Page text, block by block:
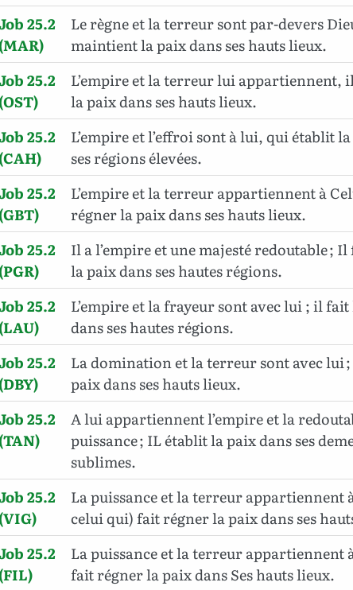
25.2
Le règne et la terreur sont par-devers
maintient la paix dans ses hauts lieux.
25.2
L’empire et la terreur lui appartiennent,
la paix dans ses hauts lieux.
25.2
L’empire et l’effroi sont à lui, qui établit
ses régions élevées.
25.2
L’empire et la terreur appartiennent à
régner la paix dans ses hauts lieux.
25.2
Il a l’empire et une majesté redoutable ;
la paix dans ses hautes régions.
25.2
L’empire et la frayeur sont avec lui ; il
dans ses hautes régions.
25.2
La domination et la terreur sont avec lui
paix dans ses hauts lieux.
25.2
A lui appartiennent l’empire et la
puissance ; IL établit la paix dans ses
sublimes.
25.2
La puissance et la terreur appartiennent
celui qui) fait régner la paix dans ses
25.2
La puissance et la terreur appartiennent
fait régner la paix dans Ses hauts lieux.